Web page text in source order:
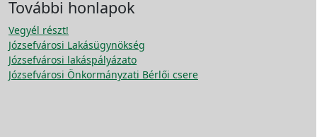
További honlapok
Vegyél részt!
Józsefvárosi Lakásügynökség
Józsefvárosi lakáspályázato
Józsefvárosi Önkormányzati Bérlői csere